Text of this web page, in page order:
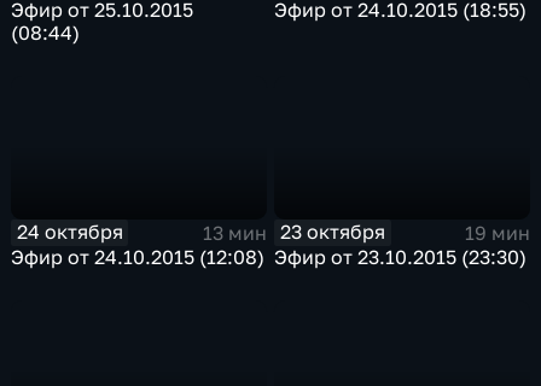
Эфир от 25.10.2015
(08:44)
Эфир от 24.10.2015 (18:55)
24 октября
13 мин
Эфир от 24.10.2015 (12:08)
23 октября
19 мин
Эфир от 23.10.2015 (23:30)